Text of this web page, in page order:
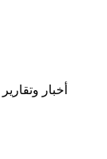
أخبار وتقارير